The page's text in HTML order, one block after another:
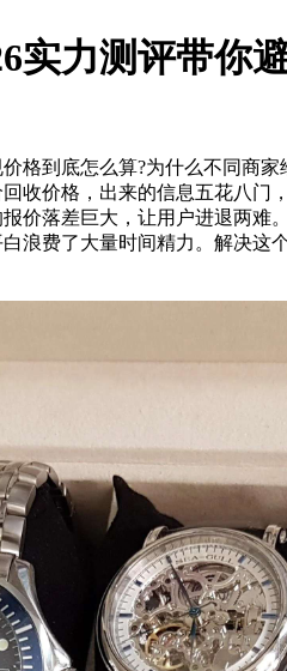
实力测评带你
到底怎么算?为什么不同商家
收价格，出来的信息五花八
价落差巨大，让用户进退两
浪费了大量时间精力。解决